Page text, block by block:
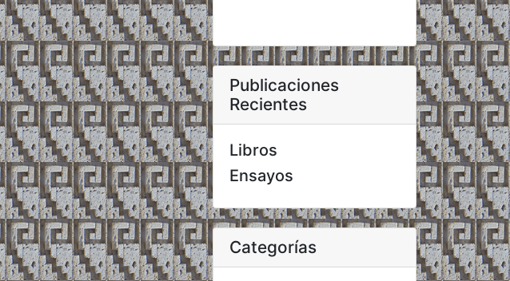
Publicaciones
Recientes
Libros
Ensayos
Categorías